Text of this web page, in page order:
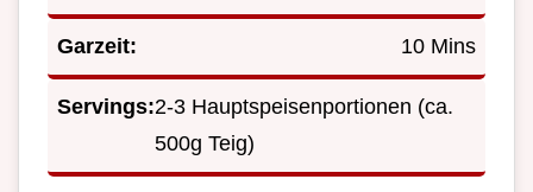
Garzeit: 10 Mins
Servings:2-3 Hauptspeisenportionen (ca.
500g Teig)